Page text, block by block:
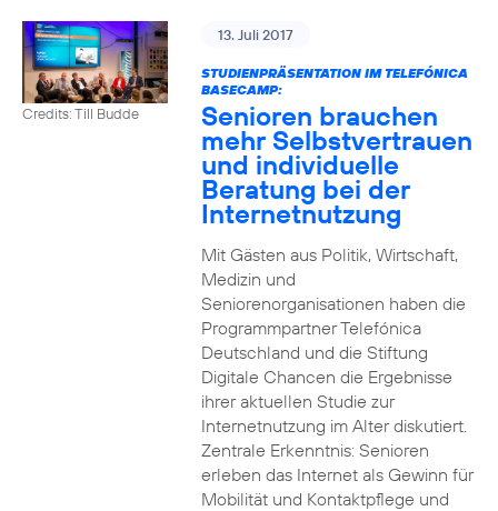
Credits: Till Budde
13. Juli 2017
STUDIENPRÄSENTATION IM TELEFÓNICA
BASECAMP:
Senioren brauchen
mehr Selbstvertrauen
und individuelle
Beratung bei der
Internetnutzung
Mit Gästen aus Politik, Wirtschaft,
Medizin und
Seniorenorganisationen haben die
Programmpartner Telefónica
Deutschland und die Stiftung
Digitale Chancen die Ergebnisse
ihrer aktuellen Studie zur
Internetnutzung im Alter diskutiert.
Zentrale Erkenntnis: Senioren
erleben das Internet als Gewinn für
Mobilität und Kontaktpflege und